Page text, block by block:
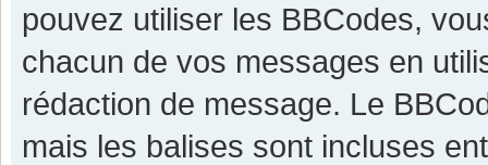
pouvez utiliser les BBCodes,
chacun de vos messages en
rédaction de message. Le
mais les balises sont incluses